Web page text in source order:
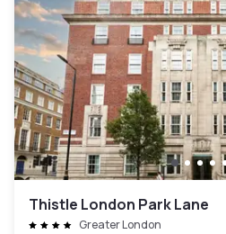
Thistle London Park Lane
Greater London